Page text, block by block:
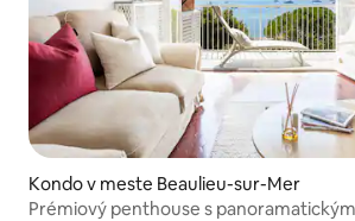
Kondo v meste Beaulieu-sur-Mer
Prémiový penthouse s